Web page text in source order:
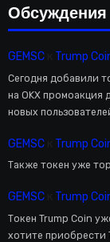
Обсуждения
GEMSCк Trump
Сегодня добавили
на OKX промоакция
новых
GEMSCк Trump
Также токен уже
GEMSCк Trump
Токен Trump Coin
хотите приобрести